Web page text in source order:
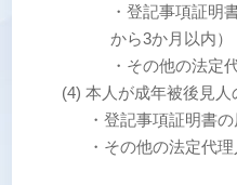
・登記事項証明
から3か月以内）
・その他の法定
(4) 本人が成年被後見
・登記事項証明書
・その他の法定代